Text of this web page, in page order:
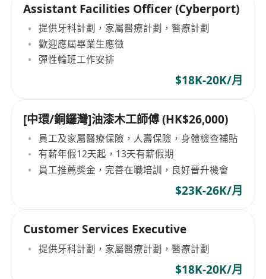
Assistant Facilities Officer (Cyberport)
提供牙科計劃，家屬醫療計劃，醫療計劃
歡迎應屆畢業生應徵
彈性輪班工作安排
$18K-20K/月
[中環/銅鑼灣]油漆木工師傅 (HK$26,000)
員工及家屬醫療保險，人壽保險，身體檢查補貼
有薪年假12天起，13天有薪假期
員工推薦獎金，完善在職培訓，良好晉升機會
$23K-26K/月
Customer Services Executive
提供牙科計劃，家屬醫療計劃，醫療計劃
$18K-20K/月